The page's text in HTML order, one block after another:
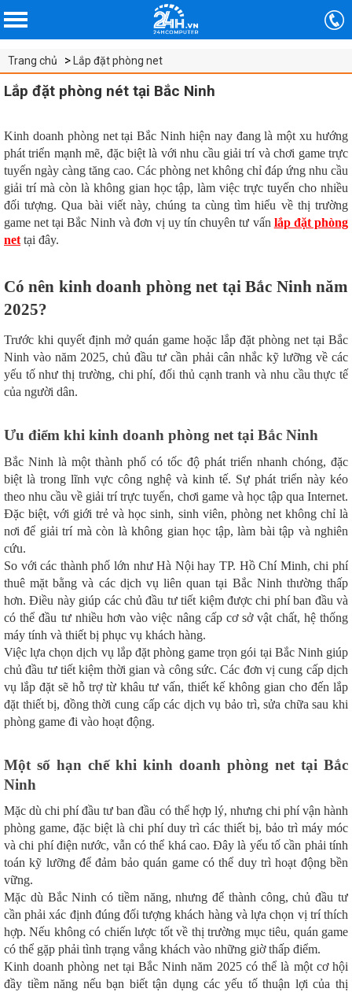
Trang chủ Lắp đặt phòng net
Lắp đặt phòng nét tại Bắc Ninh
Kinh doanh phòng net tại Bắc Ninh hiện nay đang là một xu hướng
phát triển mạnh mẽ, đặc biệt là với nhu cầu giải trí và chơi game trực
tuyến ngày càng tăng cao. Các phòng net không chỉ đáp ứng nhu cầu
giải trí mà còn là không gian học tập, làm việc trực tuyến cho nhiều
đối tượng. Qua bài viết này, chúng ta cùng tìm hiểu về thị trường
game net tại Bắc Ninh và đơn vị uy tín chuyên tư vấn lắp đặt phòng
net tại đây.
Có nên kinh doanh phòng net tại Bắc Ninh năm
2025?
Trước khi quyết định mở quán game hoặc lắp đặt phòng net tại Bắc
Ninh vào năm 2025, chủ đầu tư cần phải cân nhắc kỹ lưỡng về các
yếu tố như thị trường, chi phí, đối thủ cạnh tranh và nhu cầu thực tế
của người dân.
Ưu điểm khi kinh doanh phòng net tại Bắc Ninh
Bắc Ninh là một thành phố có tốc độ phát triển nhanh chóng, đặc
biệt là trong lĩnh vực công nghệ và kinh tế. Sự phát triển này kéo
theo nhu cầu về giải trí trực tuyến, chơi game và học tập qua Internet.
Đặc biệt, với giới trẻ và học sinh, sinh viên, phòng net không chỉ là
nơi để giải trí mà còn là không gian học tập, làm bài tập và nghiên
cứu.
So với các thành phố lớn như Hà Nội hay TP. Hồ Chí Minh, chi phí
thuê mặt bằng và các dịch vụ liên quan tại Bắc Ninh thường thấp
hơn. Điều này giúp các chủ đầu tư tiết kiệm được chi phí ban đầu và
có thể đầu tư nhiều hơn vào việc nâng cấp cơ sở vật chất, hệ thống
máy tính và thiết bị phục vụ khách hàng.
Việc lựa chọn dịch vụ lắp đặt phòng game trọn gói tại Bắc Ninh giúp
chủ đầu tư tiết kiệm thời gian và công sức. Các đơn vị cung cấp dịch
vụ lắp đặt sẽ hỗ trợ từ khâu tư vấn, thiết kế không gian cho đến lắp
đặt thiết bị, đồng thời cung cấp các dịch vụ bảo trì, sửa chữa sau khi
phòng game đi vào hoạt động.
Một số hạn chế khi kinh doanh phòng net tại Bắc
Ninh
Mặc dù chi phí đầu tư ban đầu có thể hợp lý, nhưng chi phí vận hành
phòng game, đặc biệt là chi phí duy trì các thiết bị, bảo trì máy móc
và chi phí điện nước, vẫn có thể khá cao. Đây là yếu tố cần phải tính
toán kỹ lưỡng để đảm bảo quán game có thể duy trì hoạt động bền
vững.
Mặc dù Bắc Ninh có tiềm năng, nhưng để thành công, chủ đầu tư
cần phải xác định đúng đối tượng khách hàng và lựa chọn vị trí thích
hợp. Nếu không có chiến lược tốt về thị trường mục tiêu, quán game
có thể gặp phải tình trạng vắng khách vào những giờ thấp điểm.
Kinh doanh phòng net tại Bắc Ninh năm 2025 có thể là một cơ hội
đầy tiềm năng nếu bạn biết tận dụng các yếu tố thuận lợi của thị